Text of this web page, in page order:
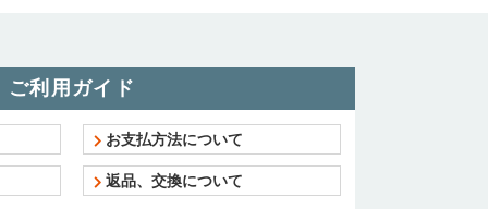
ご利用ガイド
お支払方法について
返品、交換について